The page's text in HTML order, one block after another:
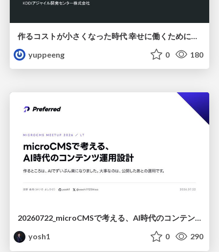
yuppeeng
0 180
20260722_microCMSで考える、AI時代のコンテンツ運用設計
yosh1
0 290